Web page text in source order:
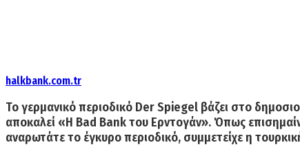
halkbank.com.tr
Το γερμανικό περιοδικό Der Spiegel βάζει στο
αποκαλεί «Η Bad Bank του Ερντογάν». Όπως
αναρωτάτε το έγκυρο περιοδικό, συμμετείχε η